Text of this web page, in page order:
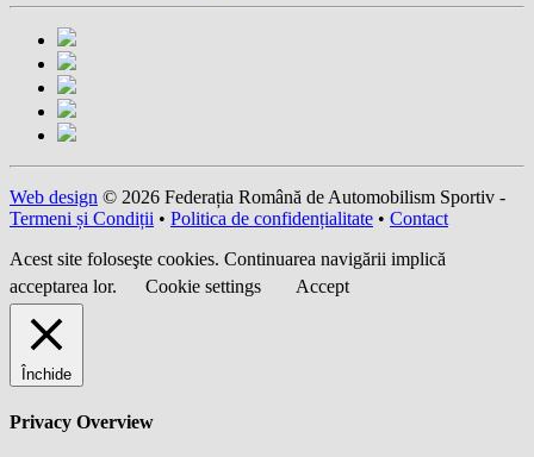
Web design © 2026 Federația Română de Automobilism Sportiv -
Termeni și Condiții • Politica de confidențialitate • Contact
Acest site foloseşte cookies. Continuarea navigării implică
acceptarea lor.
Cookie settings Accept
Închide
Privacy Overview